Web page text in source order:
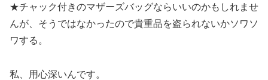
★チャック付きのマザーズバッグならいいのかもしれませ
んが、そうではなかったので貴重品を盗られないかソワソ
ワする。
私、用心深いんです。